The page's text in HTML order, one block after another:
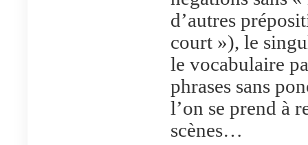
d’autres
court »), le
le vocabulaire
phrases sans
l’on se prend à
scènes…